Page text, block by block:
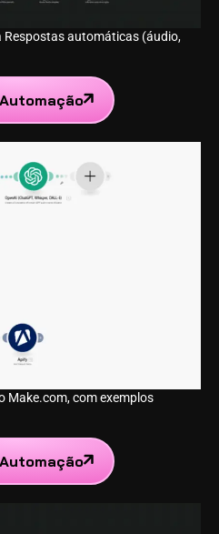
Respostas automáticas (áudio,
Make.com, com exemplos